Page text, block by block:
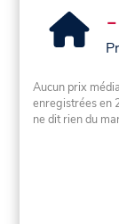
-
Aucun prix
enregistrées en
ne dit rien du